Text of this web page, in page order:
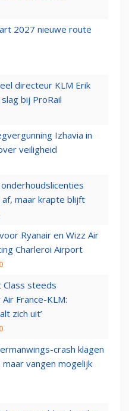
2027 nieuwe route
directeur KLM Erik
bij ProRail
Izhavia in
veiligheid
maar krapte blijft
Ryanair en Wizz Air
Charleroi Airport
Class steeds
France-KLM:
zich uit’
crash klagen
vangen mogelijk